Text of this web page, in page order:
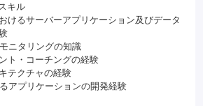
キル
けるサーバーアプリケーション及びデータ
ニタリングの知識
ト・コーチングの経験
テクチャの経験
アプリケーションの開発経験